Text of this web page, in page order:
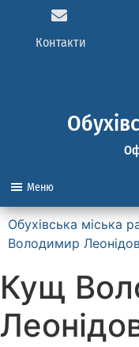
Контакти
Меню
Обухівська міська
Володимир
Кущ